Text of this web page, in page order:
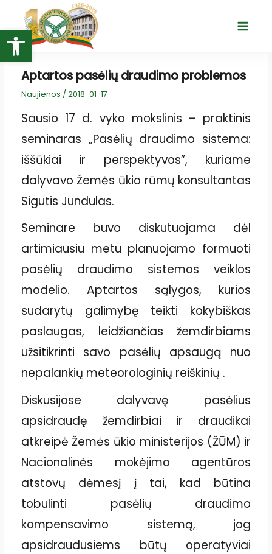
Open toolbar
turinio
Main
Aptartos pasėlių draudimo problemos
Naujienos / 2018-01-17
Sausio 17 d. vyko mokslinis – praktinis
seminaras „Pasėlių draudimo sistema:
iššūkiai ir perspektyvos”, kuriame
dalyvavo Žemės ūkio rūmų konsultantas
Sigutis Jundulas.
Seminare buvo diskutuojama dėl
artimiausiu metu planuojamo formuoti
pasėlių draudimo sistemos veiklos
modelio. Aptartos sąlygos, kurios
sudarytų galimybę teikti kokybiškas
paslaugas, leidžiančias žemdirbiams
užsitikrinti savo pasėlių apsaugą nuo
nepalankių meteorologinių reiškinių .
Diskusijose dalyvavę pasėlius
apsidraudę žemdirbiai ir draudikai
atkreipė Žemės ūkio ministerijos (ŽŪM) ir
Nacionalinės mokėjimo agentūros
atstovų dėmesį į tai, kad būtina
tobulinti pasėlių draudimo
kompensavimo sistemą, jog
apsidraudusiems būtų operatyviai